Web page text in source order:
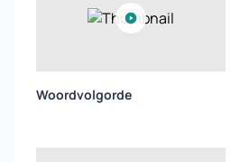
Woordvolgorde